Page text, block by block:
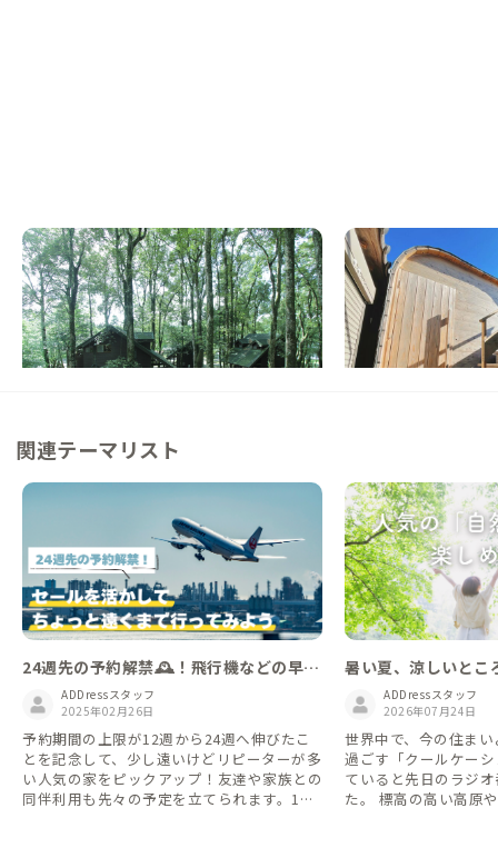
奥霧島A邸
宮崎県 ホテル/旅館
【国立公園内】火山湖のほとりにあるコテー
ジで暮らす
この家からの距離 11km
霧島B邸
鹿児島県 ゲストハウス
【駅徒歩9分】まちな
会いを楽しむ家
この家からの距離 14km
関連テーマリスト
24週先の予約解禁🕰️！飛行機などの早
割/セールを活かして、普段と違うエリア
を楽しみませんか？🏝️
ADDressスタッフ
2025年02月26日
予約期間の上限が12週から24週へ伸びたこ
とを記念して、少し遠いけどリピーターが多
い人気の家をピックアップ！友達や家族との
同伴利用も先々の予定を立てられます。1月
暑い夏、涼しいとこ
ケーション」しませ
ADDressスタッフ
2026年07月24日
世界中で、今の住ま
過ごす「クールケー
ていると先日のラジ
た。 標高の高い高原